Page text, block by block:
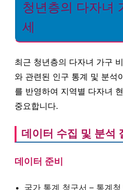
청년층의 다자녀
세
최근 청년층의 다자녀 가구
와 관련된 인구 통계 및 분석
를 반영하여 지역별 다자녀
중요합니다.
데이터 수집 및 분석
데이터 준비
국가 통계 청구서 – 통계